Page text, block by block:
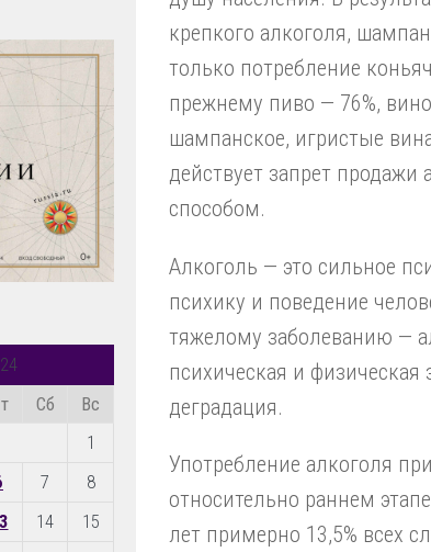
крепкого алкоголя,
только потребление
прежнему пиво — 76%,
шампанское, игристые
действует запрет
способом.
Алкоголь — это сильное
психику и поведение
тяжелому заболеванию —
психическая и физическая
деградация.
Употребление алкоголя
относительно раннем
лет примерно 13,5% всех
Сб
Вс
1
7
8
14
15